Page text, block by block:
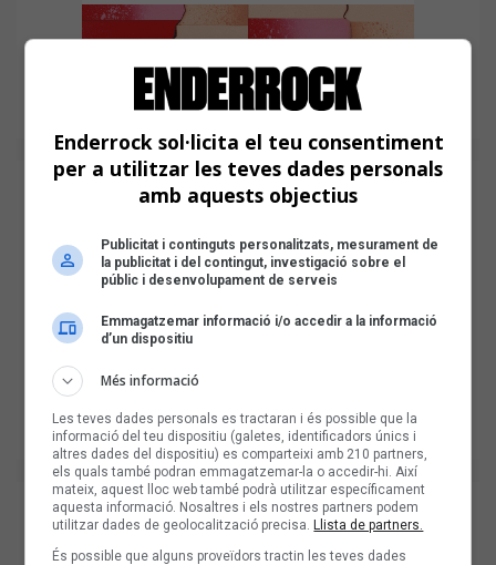
Enderrock sol·licita el teu consentiment
per a utilitzar les teves dades personals
amb aquests objectius
Publicitat i continguts personalitzats, mesurament de
la publicitat i del contingut, investigació sobre el
públic i desenvolupament de serveis
Emmagatzemar informació i/o accedir a la informació
d’un dispositiu
Més informació
Les teves dades personals es tractaran i és possible que la
informació del teu dispositiu (galetes, identificadors únics i
altres dades del dispositiu) es comparteixi amb 210 partners,
els quals també podran emmagatzemar-la o accedir-hi. Així
mateix, aquest lloc web també podrà utilitzar específicament
aquesta informació. Nosaltres i els nostres partners podem
utilitzar dades de geolocalització precisa. Llista de partners.
És possible que alguns proveïdors tractin les teves dades